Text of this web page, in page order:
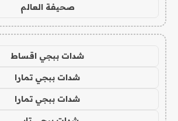
صحيفة العالم
شدات ببجي اقساط
شدات ببجي تمارا
شدات ببجي تمارا